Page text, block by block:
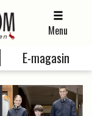
Menu
E-magasin